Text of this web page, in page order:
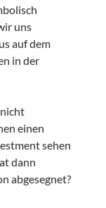
uns
auf dem
in der
einen
sehen
dann
abgesegnet?